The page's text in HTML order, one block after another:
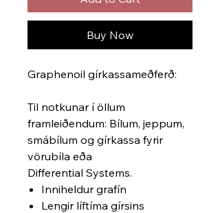
Buy Now
Graphenoil gírkassameðferð:
Til notkunar í öllum
framleiðendum: Bílum, jeppum,
smábílum og gírkassa fyrir
vörubíla eða
Differential Systems.
Inniheldur grafín
Lengir líftíma gírsins